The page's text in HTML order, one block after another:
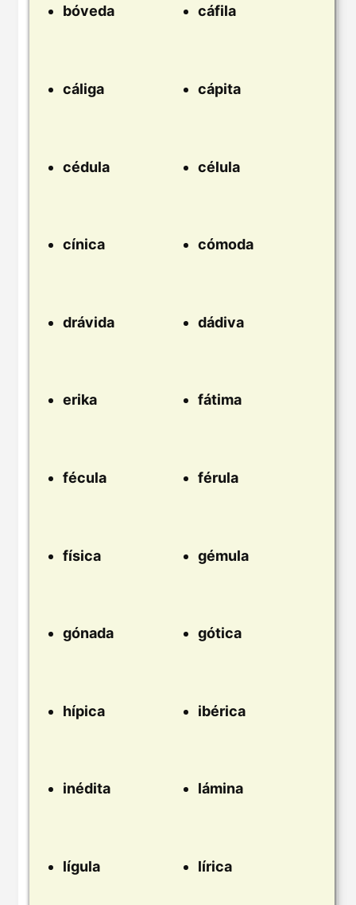
bóveda cáfila
cáliga cápita
cédula célula
cínica cómoda
drávida dádiva
erika fátima
fécula férula
física gémula
gónada gótica
hípica ibérica
inédita lámina
lígula lírica